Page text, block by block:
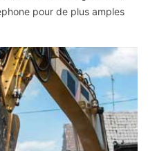
pour de plus amples